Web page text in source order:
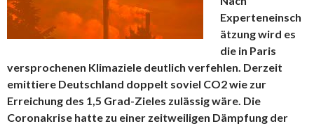
Experteneinsch
ätzung wird es
die in Paris
versprochenen Klimaziele deutlich verfehlen. Derzeit
emittiere Deutschland doppelt soviel CO2 wie zur
Erreichung des 1,5 Grad-Zieles zulässig wäre. Die
Coronakrise hatte zu einer zeitweiligen Dämpfung der